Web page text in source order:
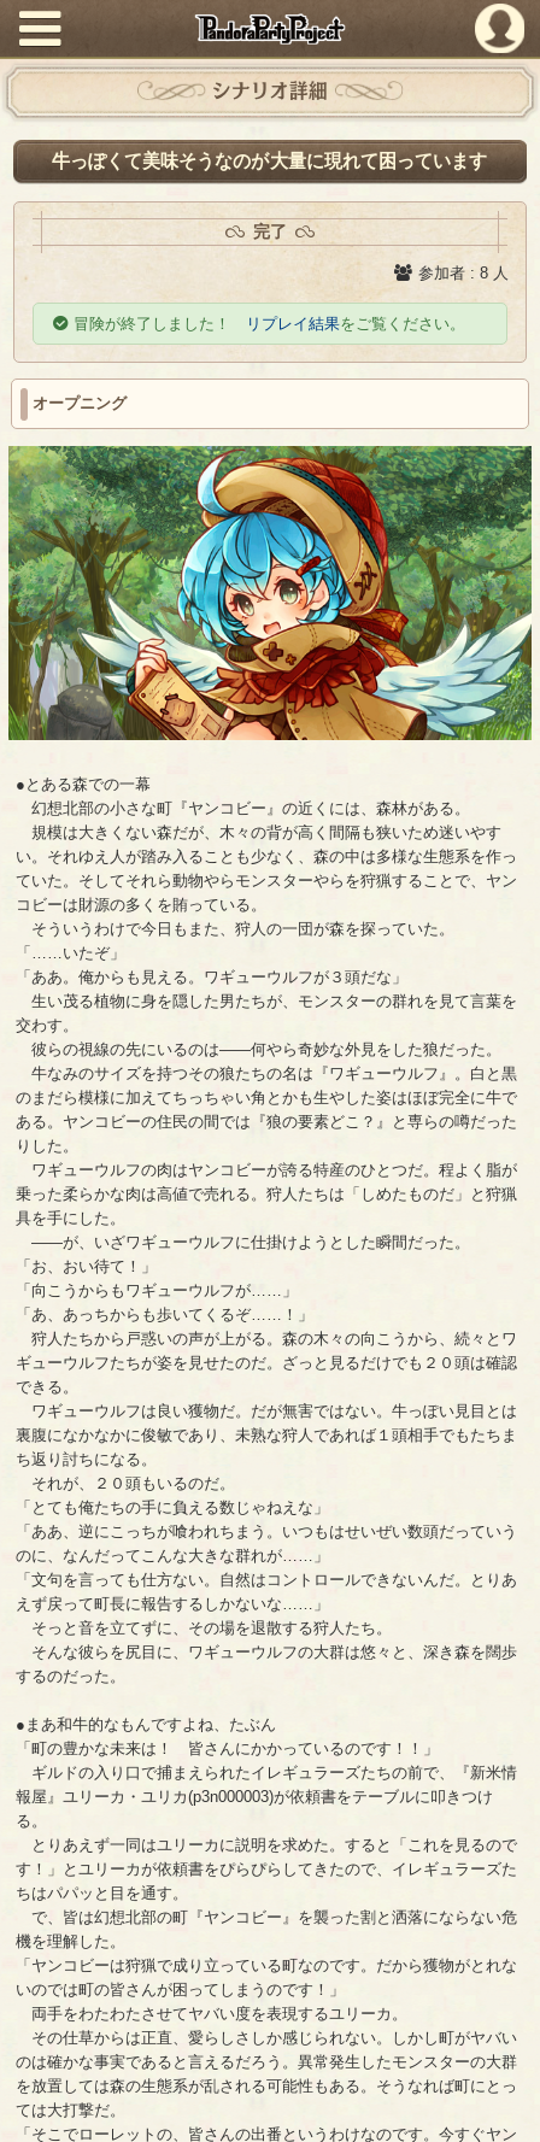
PandoraPartyProject
シナリオ詳細
牛っぽくて美味そうなのが大量に現れて困っています
完了
参加者 : 8 人
冒険が終了しました！ リプレイ結果をご覧ください。
オープニング
●とある森での一幕
幻想北部の小さな町『ヤンコビー』の近くには、森林がある。
規模は大きくない森だが、木々の背が高く間隔も狭いため迷いやす
い。それゆえ人が踏み入ることも少なく、森の中は多様な生態系を作っ
ていた。そしてそれら動物やらモンスターやらを狩猟することで、ヤン
コビーは財源の多くを賄っている。
そういうわけで今日もまた、狩人の一団が森を探っていた。
「……いたぞ」
「ああ。俺からも見える。ワギューウルフが３頭だな」
生い茂る植物に身を隠した男たちが、モンスターの群れを見て言葉を
交わす。
彼らの視線の先にいるのは――何やら奇妙な外見をした狼だった。
牛なみのサイズを持つその狼たちの名は『ワギューウルフ』。白と黒
のまだら模様に加えてちっちゃい角とかも生やした姿はほぼ完全に牛で
ある。ヤンコビーの住民の間では『狼の要素どこ？』と専らの噂だった
りした。
ワギューウルフの肉はヤンコビーが誇る特産のひとつだ。程よく脂が
乗った柔らかな肉は高値で売れる。狩人たちは「しめたものだ」と狩猟
具を手にした。
――が、いざワギューウルフに仕掛けようとした瞬間だった。
「お、おい待て！」
「向こうからもワギューウルフが……」
「あ、あっちからも歩いてくるぞ……！」
狩人たちから戸惑いの声が上がる。森の木々の向こうから、続々とワ
ギューウルフたちが姿を見せたのだ。ざっと見るだけでも２０頭は確認
できる。
ワギューウルフは良い獲物だ。だが無害ではない。牛っぽい見目とは
裏腹になかなかに俊敏であり、未熟な狩人であれば１頭相手でもたちま
ち返り討ちになる。
それが、２０頭もいるのだ。
「とても俺たちの手に負える数じゃねえな」
「ああ、逆にこっちが喰われちまう。いつもはせいぜい数頭だっていう
のに、なんだってこんな大きな群れが……」
「文句を言っても仕方ない。自然はコントロールできないんだ。とりあ
えず戻って町長に報告するしかないな……」
そっと音を立てずに、その場を退散する狩人たち。
そんな彼らを尻目に、ワギューウルフの大群は悠々と、深き森を闊歩
するのだった。
●まあ和牛的なもんですよね、たぶん
「町の豊かな未来は！ 皆さんにかかっているのです！！」
ギルドの入り口で捕まえられたイレギュラーズたちの前で、『新米情
報屋』ユリーカ・ユリカ(p3n000003)が依頼書をテーブルに叩きつけ
る。
とりあえず一同はユリーカに説明を求めた。すると「これを見るので
す！」とユリーカが依頼書をぴらぴらしてきたので、イレギュラーズた
ちはパパッと目を通す。
で、皆は幻想北部の町『ヤンコビー』を襲った割と洒落にならない危
機を理解した。
「ヤンコビーは狩猟で成り立っている町なのです。だから獲物がとれな
いのでは町の皆さんが困ってしまうのです！」
両手をわたわたさせてヤバい度を表現するユリーカ。
その仕草からは正直、愛らしさしか感じられない。しかし町がヤバい
のは確かな事実であると言えるだろう。異常発生したモンスターの大群
を放置しては森の生態系が乱される可能性もある。そうなれば町にとっ
ては大打撃だ。
「そこでローレットの、皆さんの出番というわけなのです。今すぐヤン